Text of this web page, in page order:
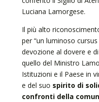
Luciana Lamorgese.
Il più alto
per “un luminoso
devozione al dovere e
quello del Ministro
Istituzioni e il Paese in
e del suo spirito di
confronti della